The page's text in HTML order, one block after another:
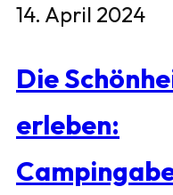
14. April 2024
Die
erleben: